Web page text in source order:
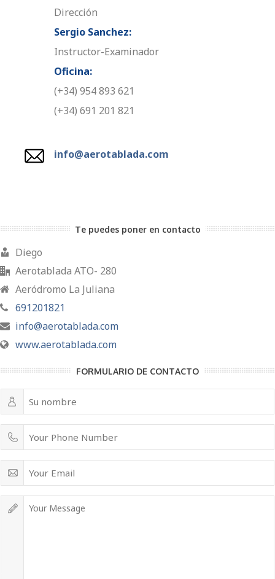
Dirección
Sergio Sanchez:
Instructor-Examinador
Oficina:
(+34) 954 893 621
(+34) 691 201 821
info@aerotablada.com
Te puedes poner en contacto
Diego
Aerotablada ATO- 280
Aeródromo La Juliana
691201821
info@aerotablada.com
www.aerotablada.com
FORMULARIO DE CONTACTO